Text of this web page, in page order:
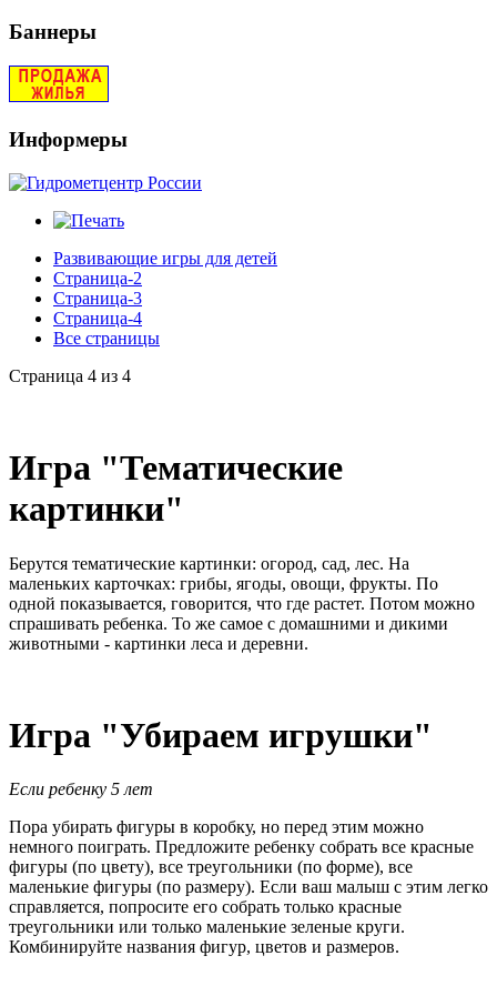
Баннеры
Информеры
Развивающие игры для детей
Страница-2
Страница-3
Страница-4
Все страницы
Страница 4 из 4
Игра "Тематические
картинки"
Берутся тематические картинки: огород, сад, лес. На
маленьких карточках: грибы, ягоды, овощи, фрукты. По
одной показывается, говорится, что где растет. Потом можно
спрашивать ребенка. То же самое с домашними и дикими
животными - картинки леса и деревни.
Игра "Убираем игрушки"
Если ребенку 5 лет
Пора убирать фигуры в коробку, но перед этим можно
немного поиграть. Предложите ребенку собрать все красные
фигуры (по цвету), все треугольники (по форме), все
маленькие фигуры (по размеру). Если ваш малыш с этим легко
справляется, попросите его собрать только красные
треугольники или только маленькие зеленые круги.
Комбинируйте названия фигур, цветов и размеров.